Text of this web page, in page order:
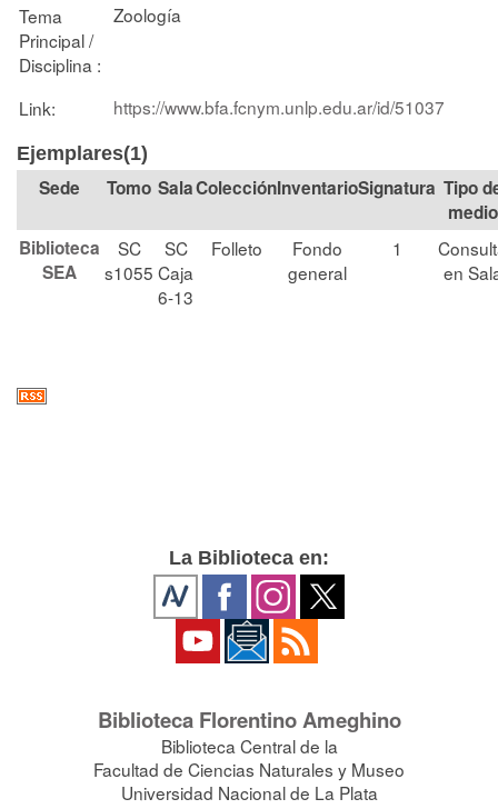
Tema
Principal /
Disciplina :
Zoología
Link: https://www.bfa.fcnym.unlp.edu.ar/id/51037
Ejemplares(1)
Tomo SalaColección Signatura Tipo
medio
Biblioteca
SEA
SC
s1055
SC
Caja
6-13
Folleto
Fondo
general
1
en
La Biblioteca en:
Biblioteca Florentino Ameghino
Biblioteca Central de la
Facultad de Ciencias Naturales y Museo
Universidad Nacional de La Plata